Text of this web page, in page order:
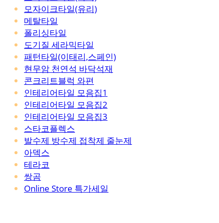
모자이크타일(유리)
메탈타일
폴리싱타일
도기질 세라믹타일
패턴타일(이태리,스페인)
현무암 천연석 바닥석재
콘크리트블럭 와편
인테리어타일 모음집1
인테리어타일 모음집2
인테리어타일 모음집3
스타코플렉스
발수제 방수제 접착제 줄눈제
아덱스
테라코
쌍곰
Online Store 특가세일